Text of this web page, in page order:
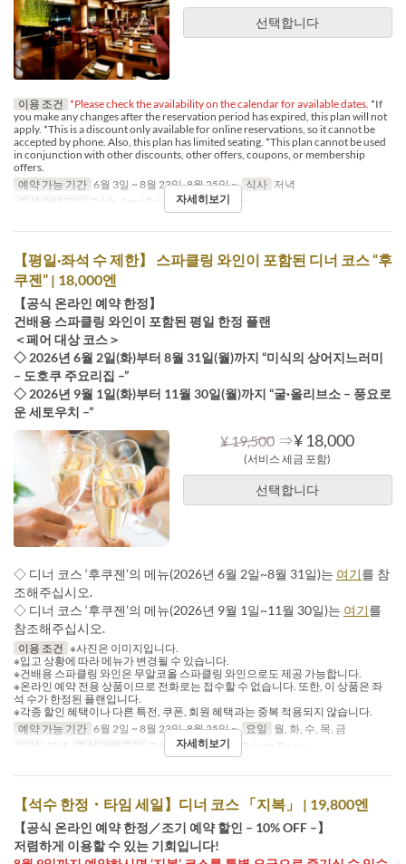
선택합니다
이용 조건 *Please check the availability on the calendar for available dates. *If
you make any changes after the reservation period has expired, this plan will not
apply. *This is a discount only available for online reservations, so it cannot be
accepted by phone. Also, this plan has limited seating. *This plan cannot be used
in conjunction with other discounts, other offers, coupons, or membership
offers.
예약 가능 기간 6월 3일 ~ 8월 23일, 8월 25일 ~ 식사 저녁
좌석 카테고리
Table, Semi Private, Private Room
자세히보기
【평일·좌석 수 제한】 스파클링 와인이 포함된 디너 코스 “후
쿠젠” | 18,000엔
【공식 온라인 예약 한정】
건배용 스파클링 와인이 포함된 평일 한정 플랜
＜페어 대상 코스＞
◇ 2026년 6월 2일(화)부터 8월 31일(월)까지 “미식의 상어지느러미
– 도호쿠 주요리집 –”
◇ 2026년 9월 1일(화)부터 11월 30일(월)까지 “굴·올리브소 – 풍요로
운 세토우치 –”
¥ 19,500 ⇒¥ 18,000
(서비스 세금 포함)
선택합니다
◇ 디너 코스 ‘후쿠젠’의 메뉴(2026년 6월 2일~8월 31일)는 여기를 참
조해주십시오.
◇ 디너 코스 ‘후쿠젠’의 메뉴(2026년 9월 1일~11월 30일)는 여기를
참조해주십시오.
이용 조건 ※사진은 이미지입니다.
※입고 상황에 따라 메뉴가 변경될 수 있습니다.
※건배용 스파클링 와인은 무알코올 스파클링 와인으로도 제공 가능합니다.
※온라인 예약 전용 상품이므로 전화로는 접수할 수 없습니다. 또한, 이 상품은 좌
석 수가 한정된 플랜입니다.
※각종 할인 혜택이나 다른 특전, 쿠폰, 회원 혜택과는 중복 적용되지 않습니다.
예약 가능 기간 6월 2일 ~ 8월 23일, 8월 25일 ~ 요일
월, 화, 수, 목, 금
식사
저녁 좌석 카테고리 Table, Semi Private, Private Room
자세히보기
【석수 한정・타임 세일】디너 코스 「지복」 | 19,800엔
【공식 온라인 예약 한정／조기 예약 할인 – 10% OFF –】
저렴하게 이용할 수 있는 기회입니다!